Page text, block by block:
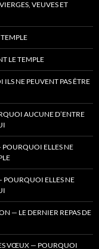
VEUVES ET
LE TEMPLE
NE PEUVENT PAS ÊTRE
AUCUNE D’ENTRE
ELLES NE
POURQUOI ELLES NE
— LE DERNIER REPAS DE
VŒUX — POURQUOI